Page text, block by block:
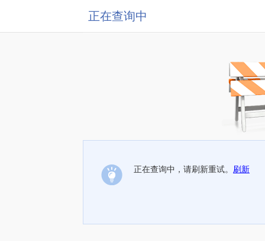
正在查询中
正在查询中，请刷新重试。 刷新